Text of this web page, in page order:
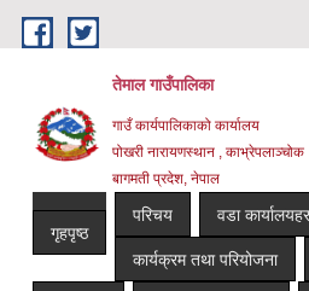
Skip to main content
तेमाल गाउँपालिका
गाउँ कार्यपालिकाको कार्यालय
पोखरी नारायणस्थान , काभ्रेपलाञ्चोक ‌‌‍‍‍‍‍‍
बागमती प्रदेश, नेपाल
गृहपृष्ठ
परिचय वडा
कार्यक्रम तथा परियोजना